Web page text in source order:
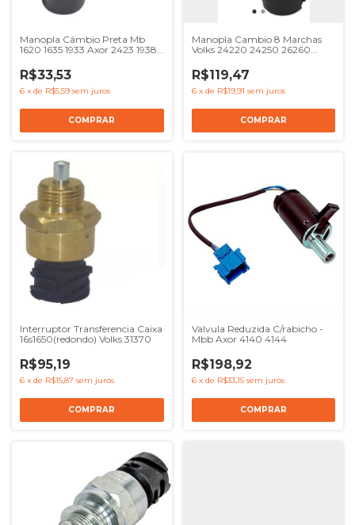
Manopla Câmbio Preta Mb
1620 1635 1933 Axor 2423 1938 -
R$33,53
6 x de R$5,59 sem juros
Manopla Cambio 8 Marchas
Volks 24220 24250 26260
R$119,47
6 x de R$19,91 sem juros
Interruptor Transferencia Caixa
16s1650(redondo) Volks 31370
R$95,19
6 x de R$15,87 sem juros
Valvula Reduzida C/rabicho -
Mbb Axor 4140 4144
R$198,92
6 x de R$33,15 sem juros